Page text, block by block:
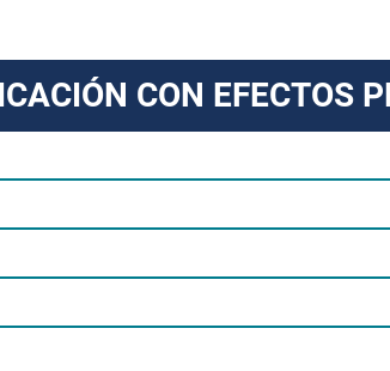
CON EFECTOS